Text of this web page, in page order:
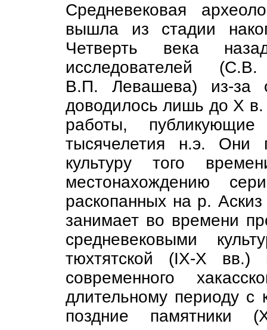
Средневековая
вышла из стадии
Четверть века
исследователей
В.П. Левашева) из-за
доводилось лишь до X
работы,
тысячелетия н.э. Они
культуру того
местонахождению
раскопанных на р.
занимает во времени
средневековыми
тюхтятской (IX-X вв.)
современного
длительному периоду с
поздние памятники